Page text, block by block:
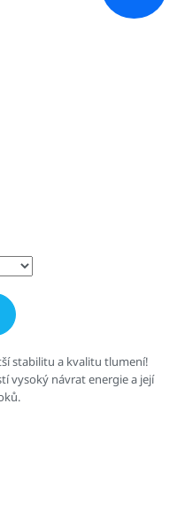
stabilitu a kvalitu tlumení!
vysoký návrat energie a její